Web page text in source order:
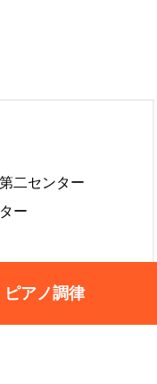
二センター
ー
アノ調律